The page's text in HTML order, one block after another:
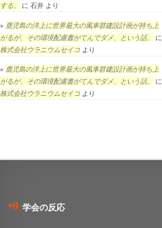
する。
に 石井 より
鹿児島の洋上に世界最大の風車群建設計画が持ち上
がるが、その環境配慮書がてんでダメ、という話。
に
株式会社ウラニウムセイコ より
鹿児島の洋上に世界最大の風車群建設計画が持ち上
がるが、その環境配慮書がてんでダメ、という話。
に
株式会社ウラニウムセイコ より
学会の反応